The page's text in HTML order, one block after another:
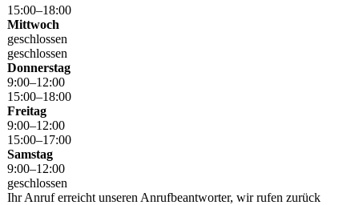
15:00–18:00
Mittwoch
geschlossen
geschlossen
Donnerstag
9:00–12:00
15:00–18:00
Freitag
9:00–12:00
15:00–17:00
Samstag
9:00–12:00
geschlossen
Ihr Anruf erreicht unseren Anrufbeantworter, wir rufen zurück